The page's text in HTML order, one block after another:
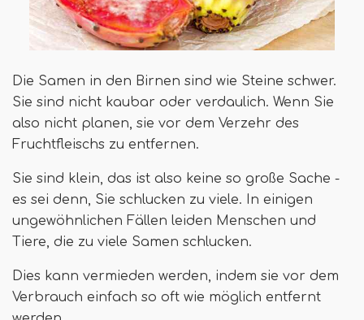
Die Samen in den Birnen sind wie Steine ​​schwer.
Sie sind nicht kaubar oder verdaulich. Wenn Sie
also nicht planen, sie vor dem Verzehr des
Fruchtfleischs zu entfernen.
Sie sind klein, das ist also keine so große Sache -
es sei denn, Sie schlucken zu viele. In einigen
ungewöhnlichen Fällen leiden Menschen und
Tiere, die zu viele Samen schlucken.
Dies kann vermieden werden, indem sie vor dem
Verbrauch einfach so oft wie möglich entfernt